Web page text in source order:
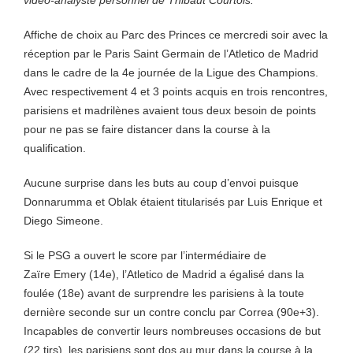
Affiche de choix au Parc des Princes ce mercredi soir avec la
réception par le Paris Saint Germain de l’Atletico de Madrid
dans le cadre de la 4e journée de la Ligue des Champions.
Avec respectivement 4 et 3 points acquis en trois rencontres,
parisiens et madrilènes avaient tous deux besoin de points
pour ne pas se faire distancer dans la course à la
qualification.
Aucune surprise dans les buts au coup d’envoi puisque
Donnarumma et Oblak étaient titularisés par Luis Enrique et
Diego Simeone.
Si le PSG a ouvert le score par l’intermédiaire de
Zaïre Emery (14e), l’Atletico de Madrid a égalisé dans la
foulée (18e) avant de surprendre les parisiens à la toute
dernière seconde sur un contre conclu par Correa (90e+3).
Incapables de convertir leurs nombreuses occasions de but
(22 tirs), les parisiens sont dos au mur dans la course à la